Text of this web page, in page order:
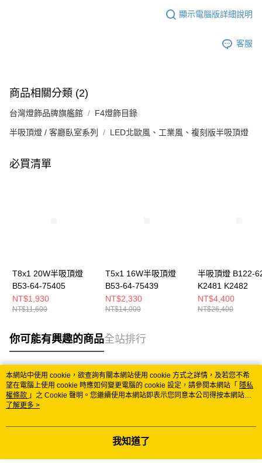
顯示電腦版詳細說明
客服
商品相關分類 (2)
台灣燈飾品牌旗艦館 F4燈飾目錄
半吸頂燈 / 客廳臥室系列 LED北歐風、工業風、複刻版半吸頂燈
必買清單
T8x1 20W半吸頂燈
B53-64-75405
NT$1,930
NT$11,600
T5x1 16W半吸頂燈
B53-64-75439
NT$2,330
NT$14,000
半吸頂燈 B122-
K2481 K2482
NT$4,400
NT$26,400
你可能有興趣的商品全站排行
熱門標籤
本網站中使用 cookie，欲查詢有關本網站使用 cookie 方式之詳情，及若您不希
望在電腦上使用 cookie 時應如何變更電腦的 cookie 設定，請參閱本網站「 隱私
權條款 」之 Cookie 聲明。您繼續使用本網站即表示您同意本公司得按本網站使
用條款之 Cookie 聲明使用 cookie。
了解更多 >
我知道了